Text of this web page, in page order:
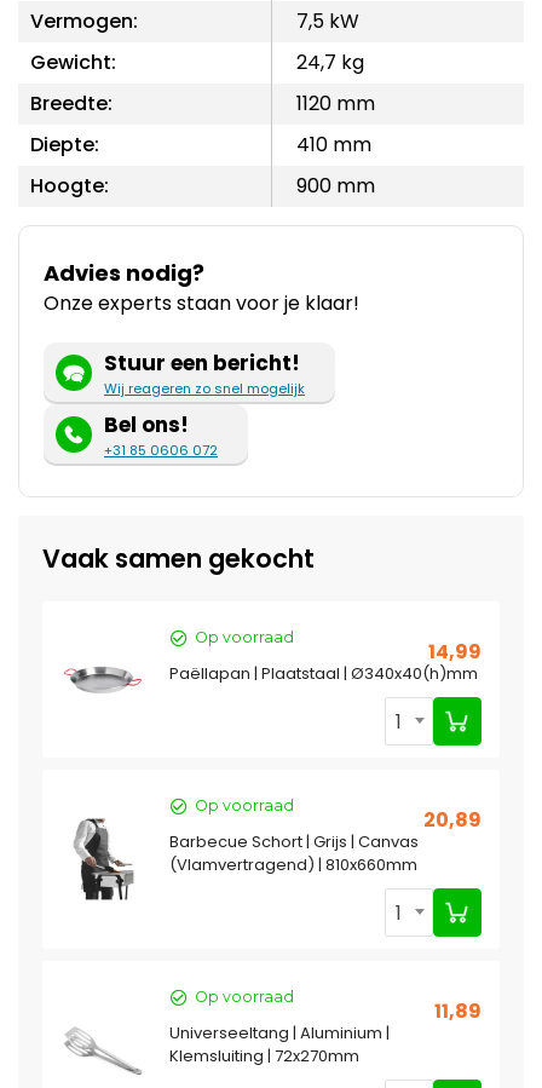
Vermogen:
7,5 kW
Gewicht:
24,7 kg
Breedte:
1120 mm
Diepte:
410 mm
Hoogte:
900 mm
Advies nodig?
Onze experts staan voor je klaar!
Stuur een bericht!
Wij reageren zo snel mogelijk
Bel ons!
+31 85 0606 072
Vaak samen gekocht
Op voorraad
14,99
Paëllapan | Plaatstaal | Ø340x40(h)mm
1
Op voorraad
20,89
Barbecue Schort | Grijs | Canvas
(Vlamvertragend) | 810x660mm
1
Op voorraad
11,89
Universeeltang | Aluminium |
Klemsluiting | 72x270mm